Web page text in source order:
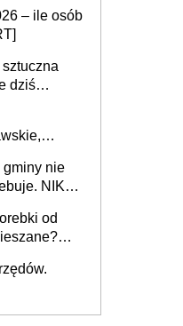
– ile osób
dziś
gminy nie
NIK
od